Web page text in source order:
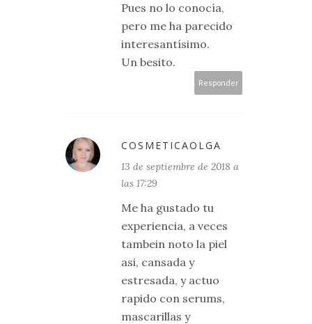
Pues no lo conocía,
pero me ha parecido
interesantísimo.
Un besito.
Responder
COSMETICAOLGA
13 de septiembre de 2018 a
las 17:29
Me ha gustado tu
experiencia, a veces
tambein noto la piel
asi, cansada y
estresada, y actuo
rapido con serums,
mascarillas y